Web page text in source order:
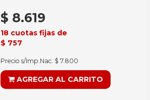
$ 8.619
18 cuotas fijas de
$ 757
Precio s/Imp.Nac. $ 7.800
AGREGAR AL CARRITO